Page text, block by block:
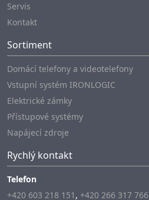
Servis
Kontakt
Sortiment
Domácí telefony a videotelefony
Vstupní systém IRONLOGIC
Elektrické zámky
Přístupové systémy
Napájecí zdroje
Rychlý kontakt
Telefon
+420 603 218 151 , +420 266 317 766